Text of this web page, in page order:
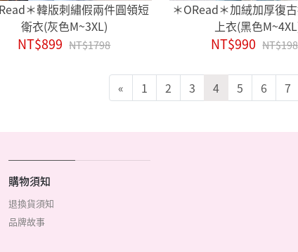
＊韓版刺繡假兩件圓領短
衛衣(灰色M~3XL)
NT$899 NT$1798
＊ORead＊加絨加厚復
上衣(黑色
NT$990
« 1 2 3 4 5 6 7
購物須知
退換貨須知
品牌故事